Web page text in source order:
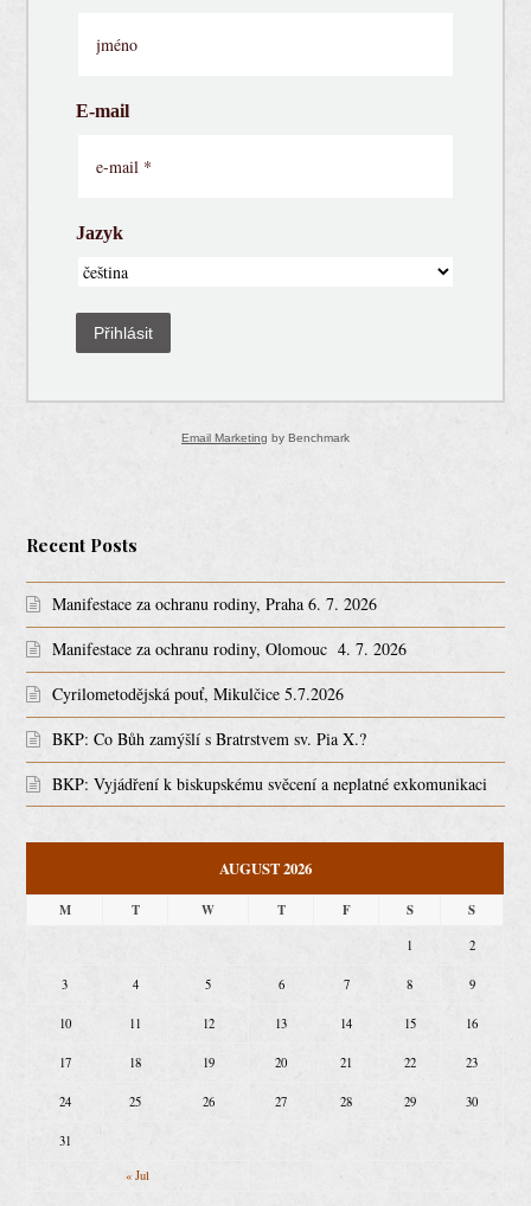
E-mail
Jazyk
Přihlásit
Email Marketing by Benchmark
Recent Posts
Manifestace za ochranu rodiny, Praha 6. 7. 2026
Manifestace za ochranu rodiny, Olomouc 4. 7. 2026
Cyrilometodějská pouť, Mikulčice 5.7.2026
BKP: Co Bůh zamýšlí s Bratrstvem sv. Pia X.?
BKP: Vyjádření k biskupskému svěcení a neplatné exkomunikaci
AUGUST 2026
M T W T F S S
« Jul
1 2
3 4 5 6 7 8 9
10 11 12 13 14 15 16
17 18 19 20 21 22 23
24 25 26 27 28 29 30
31